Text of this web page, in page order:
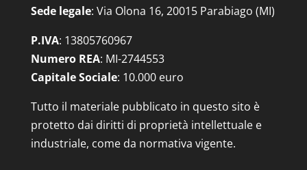
Sede legale: Via Olona 16, 20015 Parabiago (MI)
P.IVA: 13805760967
Numero REA: MI-2744553
Capitale Sociale: 10.000 euro
Tutto il materiale pubblicato in questo sito è
protetto dai diritti di proprietà intellettuale e
industriale, come da normativa vigente.